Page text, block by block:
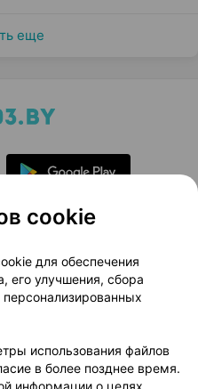
еще
проекта
Медицинский маркетинг
Доставка
Партнеры
103.by
cookie
для обеспечения
его улучшения, сбора
персонализированных
использования файлов
в более позднее время.
информации о целях,